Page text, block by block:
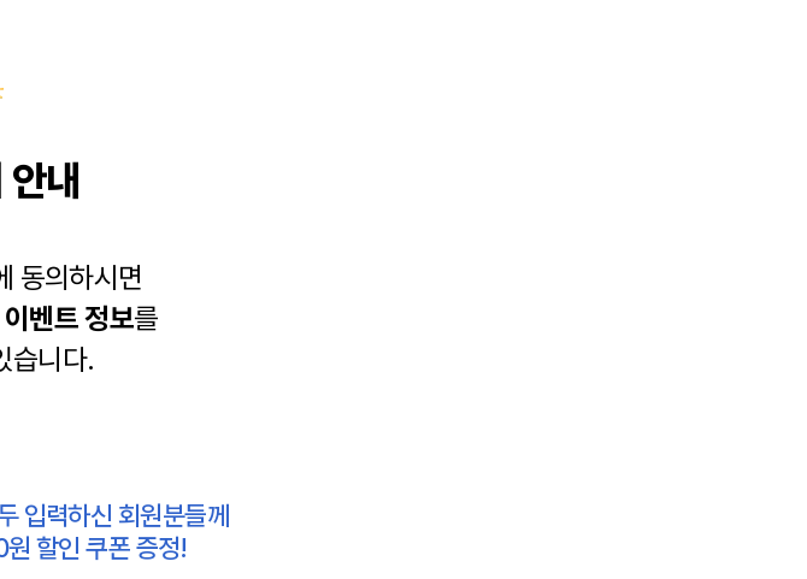
내
동의하시면
이벤트 정보를
습니다.
입력하신 회원분들께
할인 쿠폰 증정!